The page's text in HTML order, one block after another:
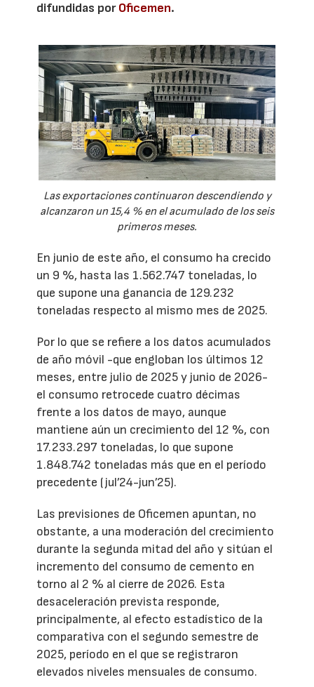
difundidas porOficemen.
Las exportaciones continuaron descendiendo y
alcanzaron un 15,4 % en el acumulado de los seis
primeros meses.
En junio de este año, el consumo ha crecido
un 9 %, hasta las 1.562.747 toneladas, lo
que supone una ganancia de 129.232
toneladas respecto al mismo mes de 2025.
Por lo que se refiere a los datos acumulados
de año móvil -que engloban los últimos 12
meses, entre julio de 2025 y junio de 2026-
el consumo retrocede cuatro décimas
frente a los datos de mayo, aunque
mantiene aún un crecimiento del 12 %, con
17.233.297 toneladas, lo que supone
1.848.742 toneladas más que en el período
precedente (jul’24-jun’25).
Las previsiones de Oficemen apuntan, no
obstante, a una moderación del crecimiento
durante la segunda mitad del año y sitúan el
incremento del consumo de cemento en
torno al 2 % al cierre de 2026. Esta
desaceleración prevista responde,
principalmente, al efecto estadístico de la
comparativa con el segundo semestre de
2025, período en el que se registraron
elevados niveles mensuales de consumo.